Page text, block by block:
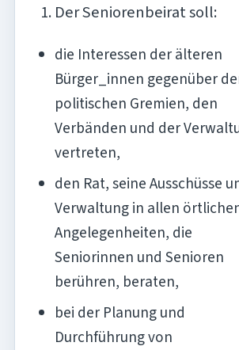
1. Der Seniorenbeirat soll:
die Interessen der älteren
Bürger_innen gegenüber
politischen Gremien, den
Verbänden und der
vertreten,
den Rat, seine Ausschüsse
Verwaltung in allen
Angelegenheiten, die
Seniorinnen und Senioren
berühren, beraten,
bei der Planung und
Durchführung von